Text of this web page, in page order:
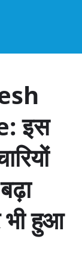
इस
भी हुआ